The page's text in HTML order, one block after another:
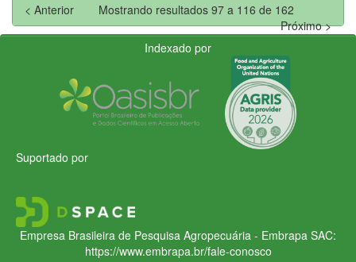
Mostrando resultados 97 a 116 de 162
< Anterior
Próximo >
Indexado por
Suportado por
Empresa Brasileira de Pesquisa Agropecuária - Embrapa SAC:
https://www.embrapa.br/fale-conosco